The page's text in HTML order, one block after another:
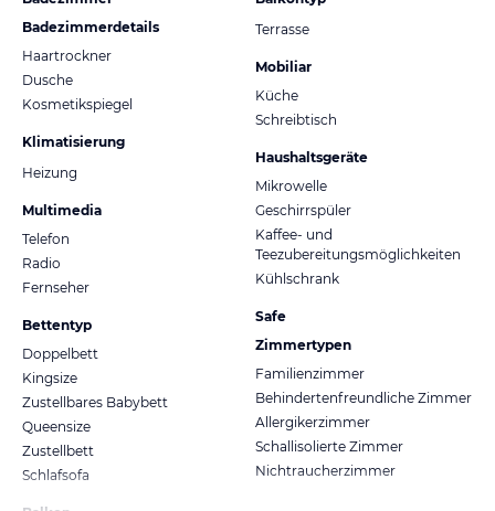
Badezimmerdetails
Haartrockner
Dusche
Kosmetikspiegel
Klimatisierung
Heizung
Multimedia
Telefon
Radio
Fernseher
Bettentyp
Doppelbett
Kingsize
Zustellbares Babybett
Queensize
Zustellbett
Schlafsofa
Terrasse
Mobiliar
Küche
Schreibtisch
Haushaltsgeräte
Mikrowelle
Geschirrspüler
Kaffee- und
Teezubereitungsmöglichkeiten
Kühlschrank
Safe
Zimmertypen
Familienzimmer
Behindertenfreundliche Zimmer
Allergikerzimmer
Schallisolierte Zimmer
Nichtraucherzimmer